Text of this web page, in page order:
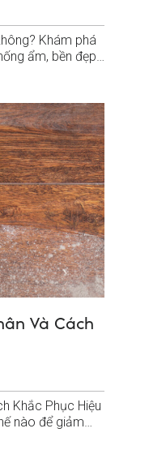
Khám phá
ẩm, bền đẹp
Và Cách
Khắc Phục Hiệu
nào để giảm